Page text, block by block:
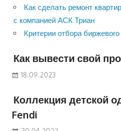
Как сделать ремонт
с компанией АСК Триан
Критерии отбора
Как вывести свой
18.09.2023
Коллекция детской
Fendi